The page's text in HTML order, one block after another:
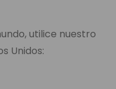
utilice nuestro
Unidos: